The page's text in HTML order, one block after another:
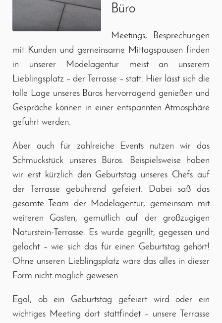
Büro
Meetings, Besprechungen
mit Kunden und gemeinsame Mittagspausen finden
in unserer Modelagentur meist an unserem
Lieblingsplatz – der Terrasse – statt. Hier lässt sich die
tolle Lage unseres Büros hervorragend genießen und
Gespräche können in einer entspannten Atmosphäre
geführt werden.
Aber auch für zahlreiche Events nutzen wir das
Schmuckstück unseres Büros. Beispielsweise haben
wir erst kürzlich den Geburtstag unseres Chefs auf
der Terrasse gebührend gefeiert. Dabei saß das
gesamte Team der Modelagentur, gemeinsam mit
weiteren Gästen, gemütlich auf der großzügigen
Naturstein-Terrasse. Es wurde gegrillt, gegessen und
gelacht – wie sich das für einen Geburtstag gehört!
Ohne unseren Lieblingsplatz wäre das alles in dieser
Form nicht möglich gewesen.
Egal, ob ein Geburtstag gefeiert wird oder ein
wichtiges Meeting dort stattfindet – unsere Terrasse